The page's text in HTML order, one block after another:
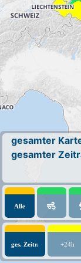
gesamter
gesamter
Alle
ges. Zeitr. +24h